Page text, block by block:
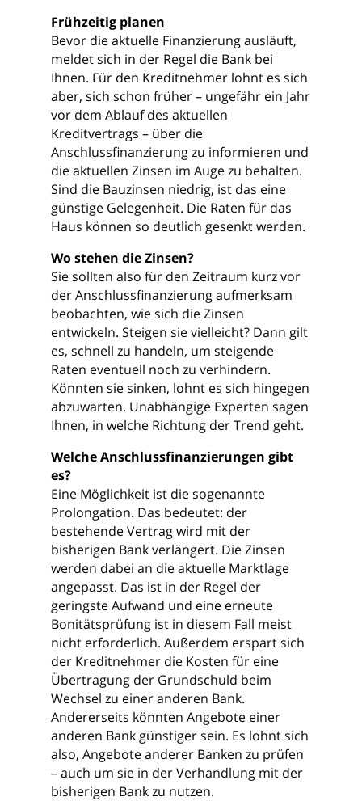
Frühzeitig planen
Bevor die aktuelle Finanzierung ausläuft,
meldet sich in der Regel die Bank bei
Ihnen. Für den Kreditnehmer lohnt es sich
aber, sich schon früher – ungefähr ein Jahr
vor dem Ablauf des aktuellen
Kreditvertrags – über die
Anschlussfinanzierung zu informieren und
die aktuellen Zinsen im Auge zu behalten.
Sind die Bauzinsen niedrig, ist das eine
günstige Gelegenheit. Die Raten für das
Haus können so deutlich gesenkt werden.
Wo stehen die Zinsen?
Sie sollten also für den Zeitraum kurz vor
der Anschlussfinanzierung aufmerksam
beobachten, wie sich die Zinsen
entwickeln. Steigen sie vielleicht? Dann gilt
es, schnell zu handeln, um steigende
Raten eventuell noch zu verhindern.
Könnten sie sinken, lohnt es sich hingegen
abzuwarten. Unabhängige Experten sagen
Ihnen, in welche Richtung der Trend geht.
Welche Anschlussfinanzierungen gibt
es?
Eine Möglichkeit ist die sogenannte
Prolongation. Das bedeutet: der
bestehende Vertrag wird mit der
bisherigen Bank verlängert. Die Zinsen
werden dabei an die aktuelle Marktlage
angepasst. Das ist in der Regel der
geringste Aufwand und eine erneute
Bonitätsprüfung ist in diesem Fall meist
nicht erforderlich. Außerdem erspart sich
der Kreditnehmer die Kosten für eine
Übertragung der Grundschuld beim
Wechsel zu einer anderen Bank.
Andererseits könnten Angebote einer
anderen Bank günstiger sein. Es lohnt sich
also, Angebote anderer Banken zu prüfen
– auch um sie in der Verhandlung mit der
bisherigen Bank zu nutzen.